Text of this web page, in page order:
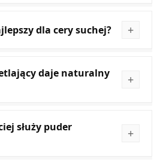
dla cery suchej?
daje naturalny
służy puder